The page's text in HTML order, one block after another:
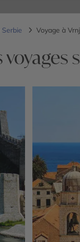
Voyage à
voyages